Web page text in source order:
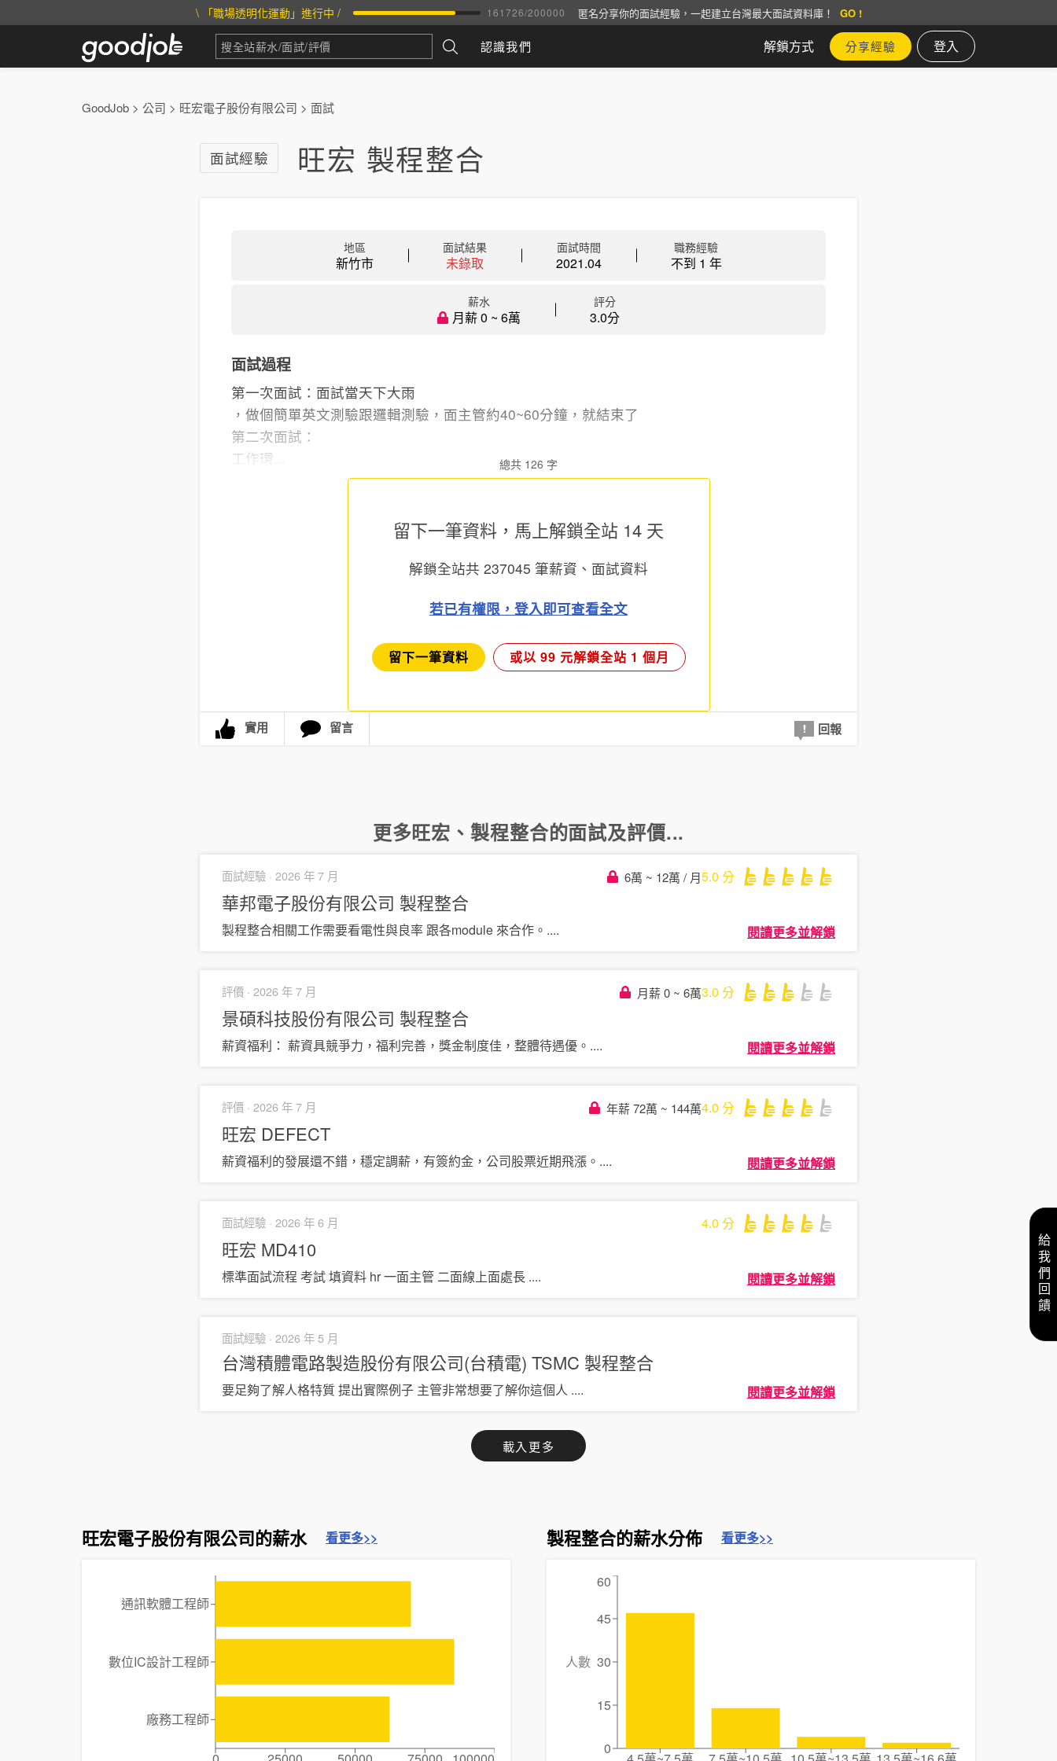
\ 「職場透明化運動」進行中 / 161726/200000 匿名分享你的面試經驗，一起建立台灣最大面試資料庫！ GO !
認識我們 解鎖方式 分享經驗 登入
GoodJob > 公司 > 旺宏電子股份有限公司 > 面試
面試經驗 旺宏 製程整合
地區
新竹市
面試結果
未錄取
面試時間
2021.04
職務經驗
不到 1 年
薪水
月薪 0 ~ 6萬
評分
3.0分
面試過程
第一次面試：面試當天下大雨
，做個簡單英文測驗跟邏輯測驗，面主管約40~60分鐘，就結束了
第二次面試：
工作環...
總共 126 字
留下一筆資料，馬上解鎖全站 14 天
解鎖全站共 237045 筆薪資、面試資料
若已有權限，登入即可查看全文
留下一筆資料 或以 99 元解鎖全站 1 個月
實用 留言 回報
更多旺宏 、製程整合的面試及評價...
面試經驗 · 2026 年 7 月 6萬 ~ 12萬 / 月5.0 分
華邦電子股份有限公司 製程整合
製程整合相關工作需要看電性與良率 跟各module 來合作。 .... 閱讀更多並解鎖
評價 · 2026 年 7 月 月薪 0 ~ 6萬3.0 分
景碩科技股份有限公司 製程整合
薪資福利： 薪資具競爭力，福利完善，獎金制度佳，整體待遇優。 .... 閱讀更多並解鎖
評價 · 2026 年 7 月 年薪 72萬 ~ 144萬4.0 分
旺宏 DEFECT
薪資福利的發展還不錯，穩定調薪，有簽約金，公司股票近期飛漲。 .... 閱讀更多並解鎖
面試經驗 · 2026 年 6 月 4.0 分
旺宏 MD410
標準面試流程 考試 填資料 hr 一面主管 二面線上面處長 .... 閱讀更多並解鎖
面試經驗 · 2026 年 5 月
台灣積體電路製造股份有限公司(台積電) TSMC 製程整合
要足夠了解人格特質 提出實際例子 主管非常想要了解你這個人 .... 閱讀更多並解鎖
載入更多
旺宏電子股份有限公司的薪水 看更多>>
通訊軟體工程師
數位IC設計工程師
廠務工程師
製程整合的薪水分佈 看更多>>
0
15
30
45
60
人數
給我們回饋